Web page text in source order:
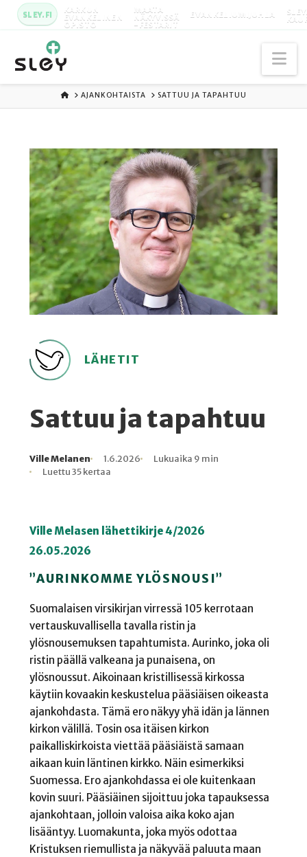
SLEY.FI KARKUN
EVANKELINEN
OPISTO
MAATA
NÄKYVISSÄ
-FESTARIT
EVANKELIUMIJUHLA
ETUSIVU
AJANKOHTAISTA SATTUU JA TAPAHTUU
LÄHETIT
Sattuu ja tapahtuu
Kirjoittaja
Ville Melanen
Julkaistu
1.6.2026
Lukuaika
Lukuaika 9 min
Lukukertoja
Luettu 35 kertaa
Ville Melasen lähettikirje 4/2026
26.05.2026
”AURINKOMME YLÖSNOUSI”
Suomalaisen virsikirjan virressä 105 kerrotaan
vertauskuvallisella tavalla ristin ja
ylösnousemuksen tapahtumista. Aurinko, joka oli
ristin päällä valkeana ja punaisena, on
ylösnoussut. Aikoinaan kristillisessä kirkossa
käytiin kovaakin keskustelua pääsiäisen oikeasta
ajankohdasta. Tämä ero näkyy yhä idän ja lännen
kirkon välillä. Tosin osa itäisen kirkon
paikalliskirkoista viettää pääsiäistä samaan
aikaan kuin läntinen kirkko. Näin esimerkiksi
Suomessa. Ero ajankohdassa ei ole kuitenkaan
kovin suuri. Pääsiäinen sijoittuu joka tapauksessa
ajankohtaan, jolloin valoisa aika koko ajan
lisääntyy. Luomakunta, joka myös odottaa
Kristuksen riemullista ja näkyvää paluuta maan